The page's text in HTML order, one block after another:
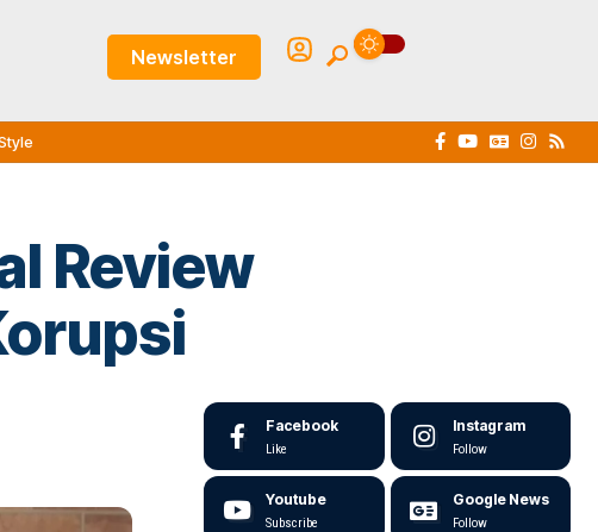
Newsletter
Review
Facebook
Like
Instagram
Follow
Youtube
Subscribe
Google News
Follow